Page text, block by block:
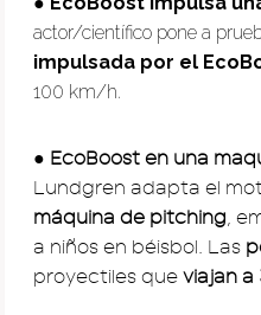
actor/científico pone a
impulsada por el
100 km/h.
● EcoBoost en una
Lundgren adapta el
máquina de pitching,
a niños en béisbol. Las
proyectiles que viajan a